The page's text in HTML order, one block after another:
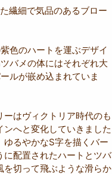
繊細で気品のあるブロー
色のハートを運ぶデザイ
バメの体にはそれぞれ大
ルが嵌め込まれていま
はヴィクトリア時代のも
へと変化していきました
るやかなS字を描くバー
配置されたハートとツバ
を切って飛ぶような滑らか